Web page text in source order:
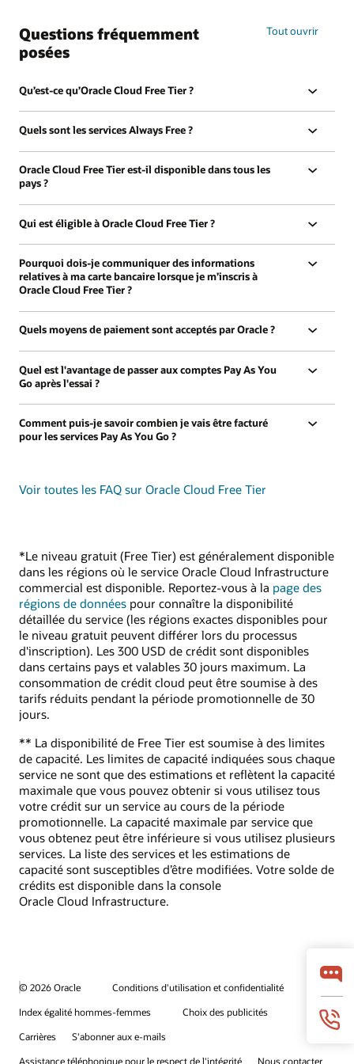
gratuites
Questions fréquemment
posées
Tout ouvrir
Qu’est-ce qu’Oracle Cloud Free Tier ?
Quels sont les services Always Free ?
Oracle Cloud Free Tier est-il disponible dans tous les
pays ?
Qui est éligible à Oracle Cloud Free Tier ?
Pourquoi dois-je communiquer des informations
relatives à ma carte bancaire lorsque je m’inscris à
Oracle Cloud Free Tier ?
Quels moyens de paiement sont acceptés par Oracle ?
Quel est l'avantage de passer aux comptes Pay As You
Go après l'essai ?
Comment puis-je savoir combien je vais être facturé
pour les services Pay As You Go ?
Voir toutes les FAQ sur Oracle Cloud Free Tier
*Le niveau gratuit (Free Tier) est généralement disponible
dans les régions où le service Oracle Cloud Infrastructure
commercial est disponible. Reportez-vous à la page des
régions de données pour connaître la disponibilité
détaillée du service (les régions exactes disponibles pour
le niveau gratuit peuvent différer lors du processus
d'inscription). Les 300 USD de crédit sont disponibles
dans certains pays et valables 30 jours maximum. La
consommation de crédit cloud peut être soumise à des
tarifs réduits pendant la période promotionnelle de 30
jours.
** La disponibilité de Free Tier est soumise à des limites
de capacité. Les limites de capacité indiquées sous chaque
service ne sont que des estimations et reflètent la capacité
maximale que vous pouvez obtenir si vous utilisez tous
votre crédit sur un service au cours de la période
promotionnelle. La capacité maximale par service que
vous obtenez peut être inférieure si vous utilisez plusieurs
services. La liste des services et les estimations de
capacité sont susceptibles d’être modifiées. Votre solde de
crédits est disponible dans la console
Oracle Cloud Infrastructure.
© 2026 Oracle
Conditions d'utilisation et confidentialité
Index égalité hommes-femmes
Choix des publicités
Carrières
S'abonner aux e-mails
Assistance téléphonique pour le respect de l'intégrité
Nous contacter